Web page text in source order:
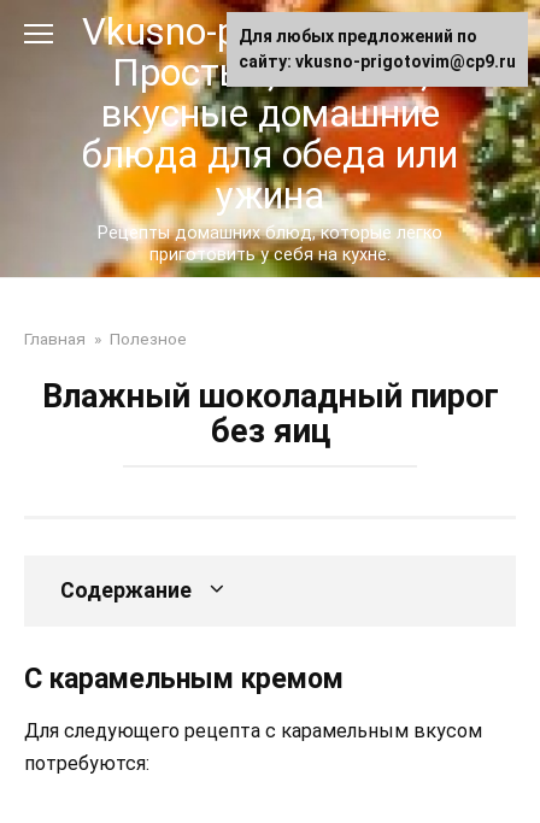
Vkusno-prigotovim.ru -
Простые, сытные,
вкусные домашние
блюда для обеда или
ужина
Рецепты домашних блюд, которые легко
приготовить у себя на кухне.
Главная » Полезное
Влажный шоколадный пирог
без яиц
Содержание
С карамельным кремом
Для следующего рецепта с карамельным вкусом
потребуются:
Для любых предложений по
сайту: vkusno-prigotovim@cp9.ru